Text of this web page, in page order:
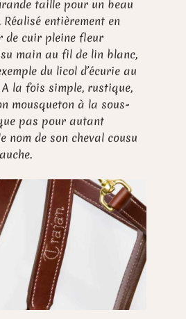
taille pour un beau
entièrement en
de cuir pleine fleur
main au fil de lin blanc,
du licol d’écurie au
la fois simple, rustique,
mousqueton à la sous-
pas pour autant
nom de son cheval cousu